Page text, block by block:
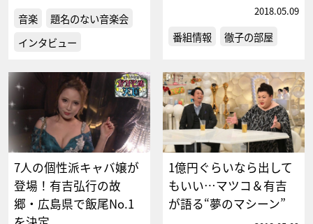
音楽
題名のない音楽会
インタビュー
2018.05.09
番組情報 徹子の部屋
7人の個性派キャバ嬢が
登場！有吉弘行の故
郷・広島県で飯尾No.1
1億円ぐらいなら出して
もいい…マツコ＆有吉
が語る“夢のマシーン”